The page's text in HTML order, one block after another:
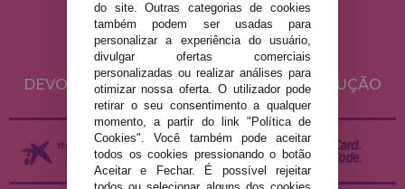
POLÍTICA DE PRIVACIDADE
POLÍTICA DE COOKIES
ENVIO E DEVOLUÇÕES
DEVOLUÇÕES / DIREITO DE LIVRE RESOLUÇÃO
do site. Outras categorias de cookies
também podem ser usadas para
personalizar a experiência do usuário,
divulgar ofertas comerciais
personalizadas ou realizar análises para
otimizar nossa oferta. O utilizador pode
retirar o seu consentimento a qualquer
momento, a partir do link "Política de
Cookies". Você também pode aceitar
todos os cookies pressionando o botão
Aceitar e Fechar. É possível rejeitar